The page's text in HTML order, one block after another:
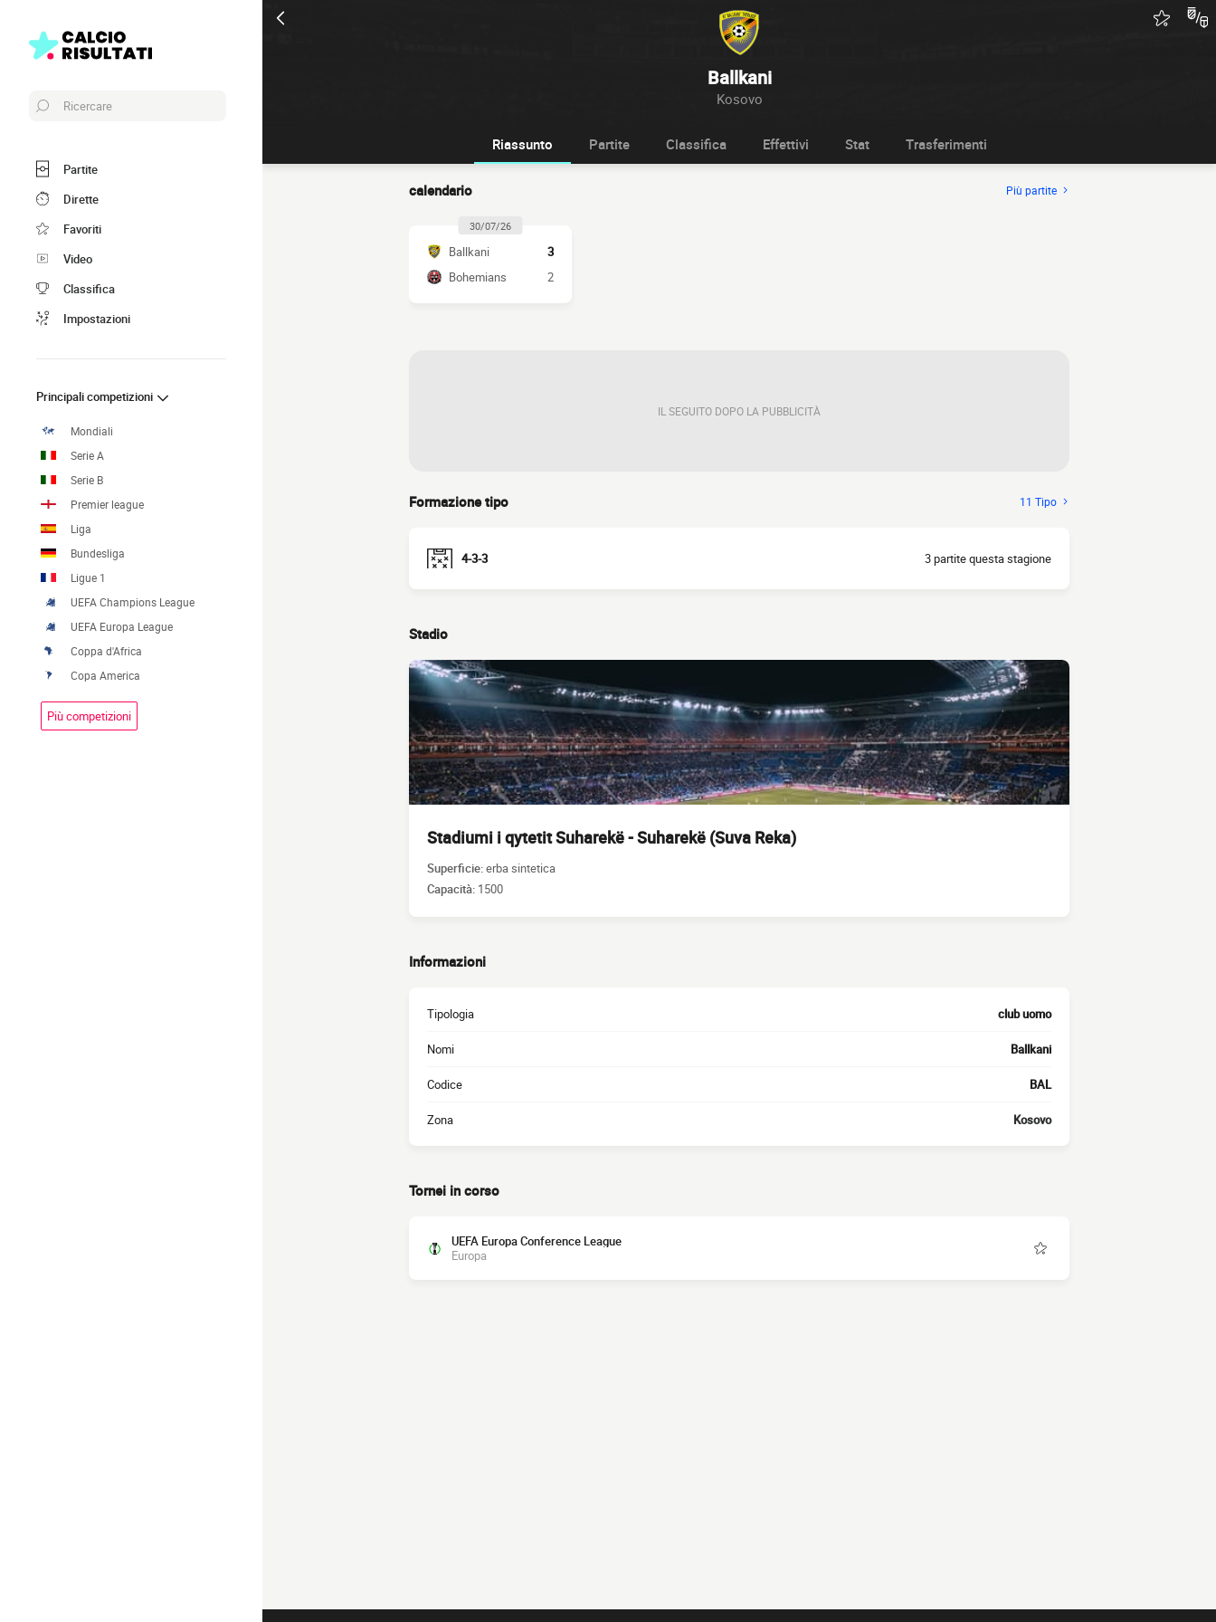
Ballkani
Kosovo
Ricercare
Partite
Dirette
Favoriti
Video
Classifica
Impostazioni
Principali competizioni
Mondiali
Serie A
Serie B
Premier league
Liga
Bundesliga
Ligue 1
UEFA Champions League
UEFA Europa League
Coppa d'Africa
Copa America
Più competizioni
Riassunto Partite Classifica Effettivi Stat Trasferimenti
calendario Più partite
30/07/26
Ballkani
3
Bohemians
2
IL SEGUITO DOPO LA PUBBLICITÀ
Formazione tipo 11 Tipo
4-3-3 3 partite questa stagione
Stadio
Stadiumi i qytetit Suharekë - Suharekë (Suva Reka)
Superficie:erba sintetica
Capacità: 1500
Informazioni
Tipologia club uomo
Nomi Ballkani
Codice BAL
Zona Kosovo
Tornei in corso
UEFA Europa Conference League
Europa